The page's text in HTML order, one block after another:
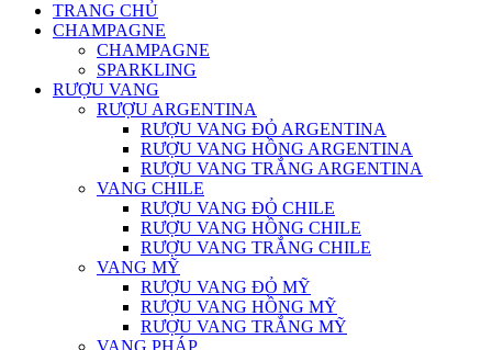
TRANG CHỦ
CHAMPAGNE
CHAMPAGNE
SPARKLING
RƯỢU VANG
RƯỢU ARGENTINA
RƯỢU VANG ĐỎ ARGENTINA
RƯỢU VANG HỒNG ARGENTINA
RƯỢU VANG TRẮNG ARGENTINA
VANG CHILE
RƯỢU VANG ĐỎ CHILE
RƯỢU VANG HỒNG CHILE
RƯỢU VANG TRẮNG CHILE
VANG MỸ
RƯỢU VANG ĐỎ MỸ
RƯỢU VANG HỒNG MỸ
RƯỢU VANG TRẮNG MỸ
VANG PHÁP